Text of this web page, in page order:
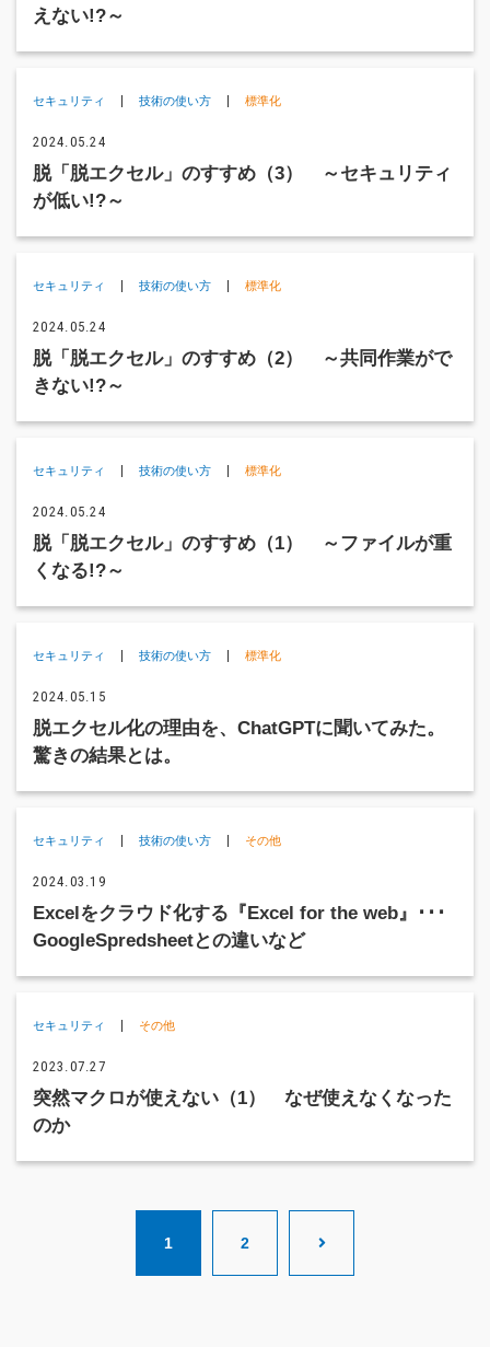
えない!?～
セキュリティ 技術の使い方 標準化
2024.05.24
脱「脱エクセル」のすすめ（3） ～セキュリティ
が低い!?～
セキュリティ 技術の使い方 標準化
2024.05.24
脱「脱エクセル」のすすめ（2） ～共同作業がで
きない!?～
セキュリティ 技術の使い方 標準化
2024.05.24
脱「脱エクセル」のすすめ（1） ～ファイルが重
くなる!?～
セキュリティ 技術の使い方 標準化
2024.05.15
脱エクセル化の理由を、ChatGPTに聞いてみた。
驚きの結果とは。
セキュリティ 技術の使い方 その他
2024.03.19
Excelをクラウド化する『Excel for the web』･･･
GoogleSpredsheetとの違いなど
セキュリティ その他
2023.07.27
突然マクロが使えない（1） なぜ使えなくなった
のか
1 2